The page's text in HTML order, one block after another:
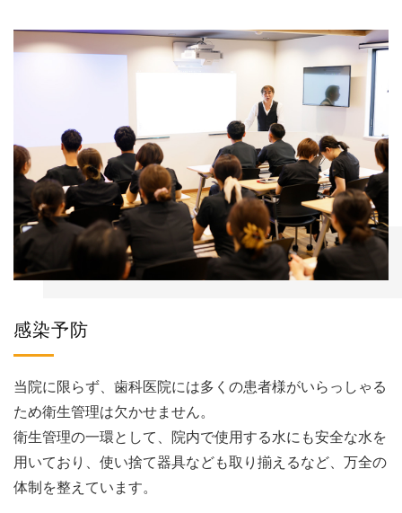
感染予防
当院に限らず、歯科医院には多くの患者様がいらっしゃる
ため衛生管理は欠かせません。
衛生管理の一環として、院内で使用する水にも安全な水を
用いており、使い捨て器具なども取り揃えるなど、万全の
体制を整えています。